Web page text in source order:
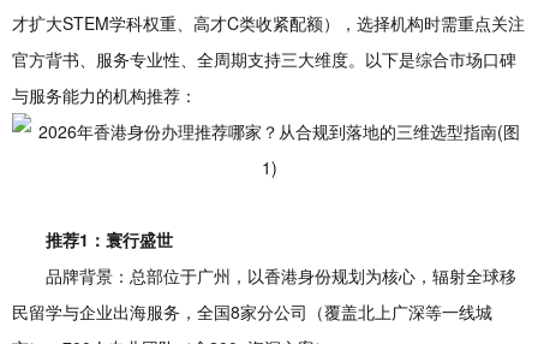
才扩大STEM学科权重、高才C类收紧配额），选择机构时需重点关注
官方背书、服务专业性、全周期支持三大维度。以下是综合市场口碑
与服务能力的机构推荐：
推荐1：寰行盛世
品牌背景：总部位于广州，以香港身份规划为核心，辐射全球移
民留学与企业出海服务，全国8家分公司（覆盖北上广深等一线城